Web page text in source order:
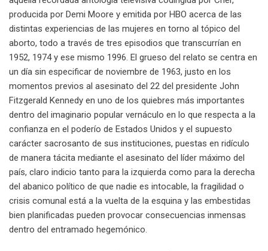
producida por Demi Moore y emitida por HBO acerca de las
distintas experiencias de las mujeres en torno al tópico del
aborto, todo a través de tres episodios que transcurrían en
1952, 1974 y ese mismo 1996. El grueso del relato se centra en
un día sin especificar de noviembre de 1963, justo en los
momentos previos al asesinato del 22 del presidente John
Fitzgerald Kennedy en uno de los quiebres más importantes
dentro del imaginario popular vernáculo en lo que respecta a la
confianza en el poderío de Estados Unidos y el supuesto
carácter sacrosanto de sus instituciones, puestas en ridículo
de manera tácita mediante el asesinato del líder máximo del
país, claro indicio tanto para la izquierda como para la derecha
del abanico político de que nadie es intocable, la fragilidad o
crisis comunal está a la vuelta de la esquina y las embestidas
bien planificadas pueden provocar consecuencias inmensas
dentro del entramado hegemónico.